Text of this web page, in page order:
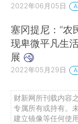
2022年06月05日
塞冈提尼：“农
现卑微平凡生
展
2022年05月29日
财新网所刊载内容
专属所有或持有。
建立镜像等任何使用